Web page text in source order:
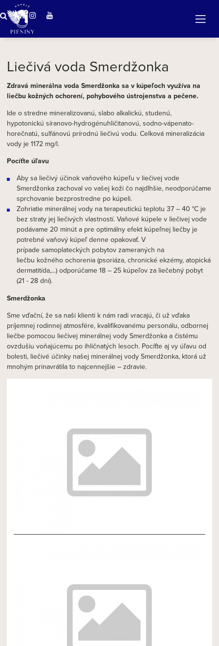
Zázračná voda v Pieninách
Liečivá voda Smerdžonka
Zdravá minerálna voda Smerdžonka sa v kúpeľoch využíva na
liečbu kožných ochorení, pohybového ústrojenstva a pečene.
Ide o stredne mineralizovanú, slabo alkalickú, studenú,
hypotonickú síranovo-hydrogénuhličitanovú, sodno-vápenato-
horečnatú, sulfánovú prírodnú liečivú vodu. Celková mineralizácia
vody je 1172 mg/l.
Pocíťte úľavu
Aby sa liečivý účinok vaňového kúpeľu v liečivej vode
Smerdžonka zachoval vo vašej koži čo najdlhšie, neodporúčame
sprchovanie bezprostredne po kúpeli.
Zohriatie minerálnej vody na terapeutickú teplotu 37 – 40 °C je
bez straty jej liečivých vlastností. Vaňové kúpele v liečivej vode
podávame 20 minút a pre optimálny efekt kúpeľnej liečby je
potrebné vaňový kúpeľ denne opakovať. V
prípade samoplateckých pobytov zameraných na
liečbu kožného ochorenia (psoriáza, chronické ekzémy, atopická
dermatitída,...) odporúčame 18 – 25 kúpeľov za liečebný pobyt
(21 - 28 dní).
Smerdžonka
Sme vďační, že sa naši klienti k nám radi vracajú, či už vďaka
príjemnej rodinnej atmosfére, kvalifikovanému personálu, odbornej
liečbe pomocou liečivej minerálnej vody Smerdžonka a čistému
ovzdušiu voňajúcemu po ihličnatých lesoch. Pocíťte aj vy úľavu od
bolesti, liečivé účinky našej minerálnej vody Smerdžonka, ktorá už
mnohým prinavrátila to najcennejšie – zdravie.